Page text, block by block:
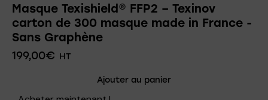
Masque Texishield® FFP2 – Texinov
carton de 300 masque made in France -
Sans Graphène
199,00€ HT
Ajouter au panier